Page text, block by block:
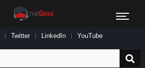
Twitter LinkedIn YouTube